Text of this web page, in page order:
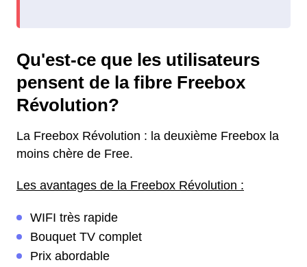
Qu'est-ce que les utilisateurs
pensent de la fibre Freebox
Révolution?
La Freebox Révolution : la deuxième Freebox la
moins chère de Free.
Les avantages de la Freebox Révolution :
WIFI très rapide
Bouquet TV complet
Prix abordable